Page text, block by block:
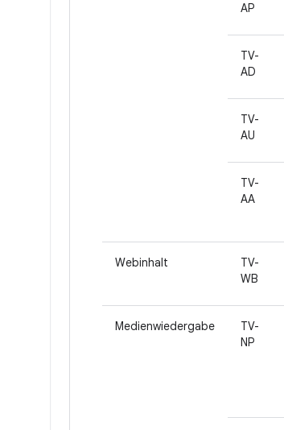
AP
TV-
AD
TV-
AU
TV-
AA
Webinhalt
TV-
WB
Medienwiedergabe
TV-
NP